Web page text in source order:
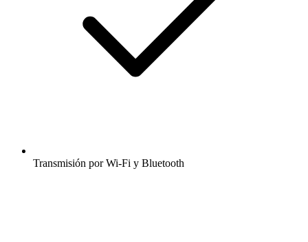
Transmisión por Wi-Fi y Bluetooth